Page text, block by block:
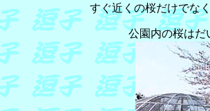
すぐ近くの桜だけでな
公園内の桜はだ